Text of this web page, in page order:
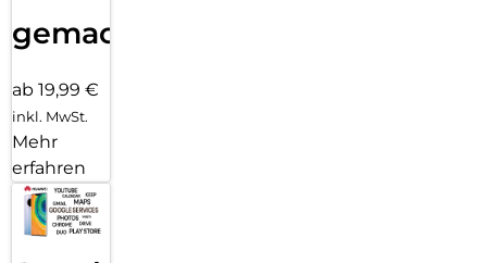
gemacht!
ab 19,99 €
inkl. MwSt.
Mehr
erfahren